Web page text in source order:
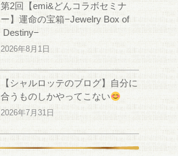
第2回【emi&どんコラボセミナ
ー】運命の宝箱−Jewelry Box of
Destiny−
2026年8月1日
【シャルロッテのブログ】自分に
合うものしかやってこない
2026年7月31日